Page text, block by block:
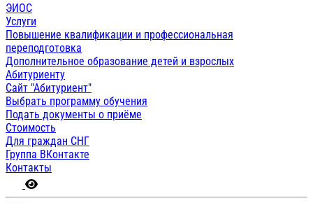
ЭИОС
Услуги
Повышение квалификации и профессиональная
переподготовка
Дополнительное образование детей и взрослых
Абитуриенту
Сайт "Абитуриент"
Выбрать программу обучения
Подать документы о приёме
Стоимость
Для граждан СНГ
Группа ВКонтакте
Контакты